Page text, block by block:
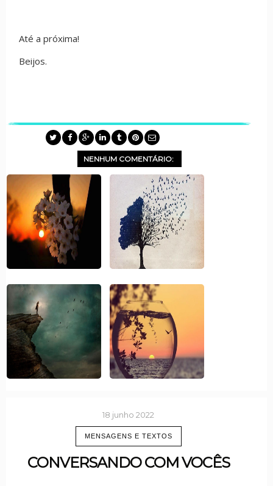
Até a próxima!
Beijos.
NENHUM COMENTÁRIO:
18 junho 2022
MENSAGENS E TEXTOS
CONVERSANDO COM VOCÊS